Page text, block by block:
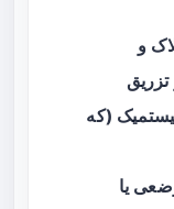
و
(که
یا